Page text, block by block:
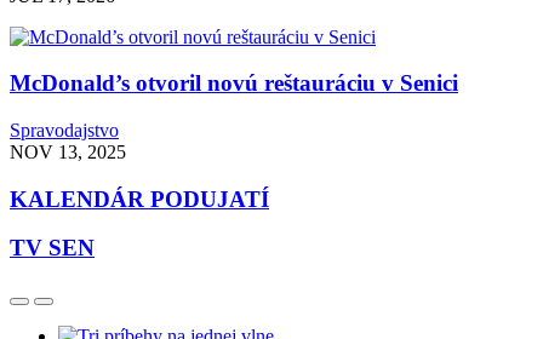
McDonald’s otvoril novú reštauráciu v Senici
Spravodajstvo
NOV 13, 2025
KALENDÁR PODUJATÍ
TV SEN